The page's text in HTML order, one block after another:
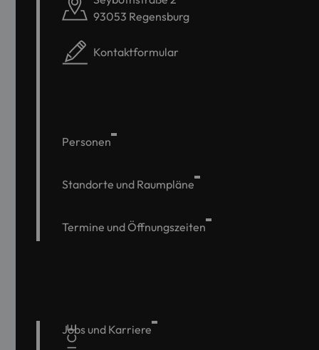
93053 Regensburg
Kontaktformular
Personen
Standorte und Raumpläne
Termine und Öffnungszeiten
Jobs und Karriere